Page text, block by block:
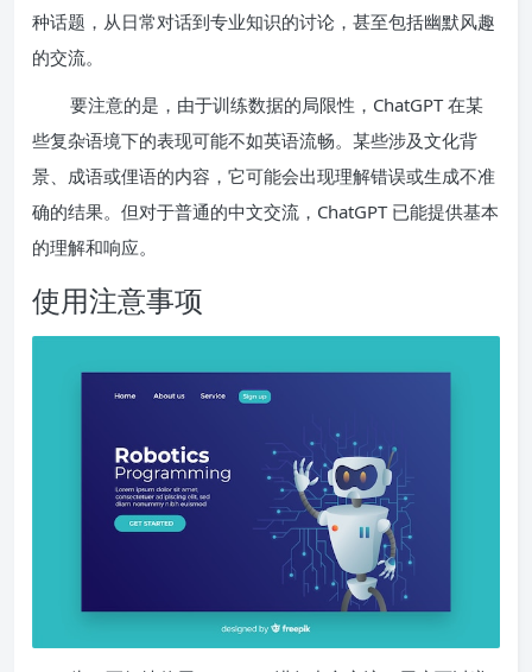
种话题，从日常对话到专业知识的讨论，甚至包括幽默风趣
的交流。
要注意的是，由于训练数据的局限性，ChatGPT 在某
些复杂语境下的表现可能不如英语流畅。某些涉及文化背
景、成语或俚语的内容，它可能会出现理解错误或生成不准
确的结果。但对于普通的中文交流，ChatGPT 已能提供基本
的理解和响应。
使用注意事项